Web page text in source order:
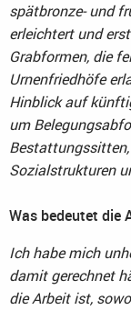
spätbronze- und
erleichtert und
Grabformen, die
Urnenfriedhöfe
Hinblick auf
um
Sozialstrukturen
Was bedeutet die
Ich habe mich
damit gerechnet
die Arbeit ist,